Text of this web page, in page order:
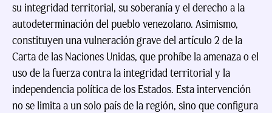
su integridad territorial, su soberanía y el derecho a la
autodeterminación del pueblo venezolano. Asimismo,
constituyen una vulneración grave del artículo 2 de la
Carta de las Naciones Unidas, que prohíbe la amenaza o el
uso de la fuerza contra la integridad territorial y la
independencia política de los Estados. Esta intervención
no se limita a un solo país de la región, sino que configura